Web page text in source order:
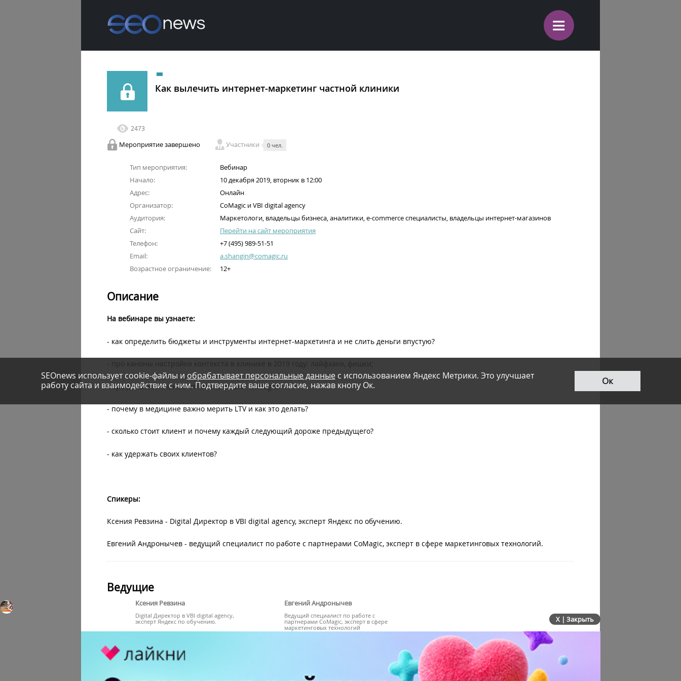
≡
Как вылечить интернет-маркетинг частной клиники
2473
Мероприятие завершено Участники 0 чел.
Тип мероприятия:
Вебинар
Начало:
10 декабря 2019, вторник в 12:00
Адрес:
Онлайн
Организатор:
CoMagic и VBI digital agency
Аудитория:
Маркетологи, владельцы бизнеса, аналитики, e-commerce специалисты, владельцы интернет-магазинов
Сайт:
Перейти на сайт мероприятия
Телефон:
+7 (495) 989-51-51
Email:
a.shangin@comagic.ru
Возрастное ограничение:
12+
Описание
На вебинаре вы узнаете:
- как определить бюджеты и инструменты интернет-маркетинга и не слить деньги впустую?
- про каноны настройки контекста в клинике в 2019 году: лайфхаки, фишки;
- про дополнительные отчеты и фишки CoMagic;
- почему в медицине важно мерить LTV и как это делать?
- сколько стоит клиент и почему каждый следующий дороже предыдущего?
- как удержать своих клиентов?
Спикеры:
Ксения Ревзина - Digital Директор в VBI digital agency, эксперт Яндекс по обучению.
Евгений Андронычев - ведущий специалист по работе с партнерами CoMagic, эксперт в сфере маркетинговых технологий.
Ведущие
Ксения Ревзина
Digital Директор в VBI digital agency,
эксперт Яндекс по обучению.
Евгений Андронычев
Ведущий специалист по работе с
партнерами CoMagic, эксперт в сфере
маркетинговых технологий
X | Закрыть
SEOnews использует cookie-файлы и обрабатывает персональные данныес использованием Яндекс Метрики. Это улучшает
работу сайта и взаимодействие с ним. Подтвердите ваше согласие, нажав кнопу Ок.
Ок